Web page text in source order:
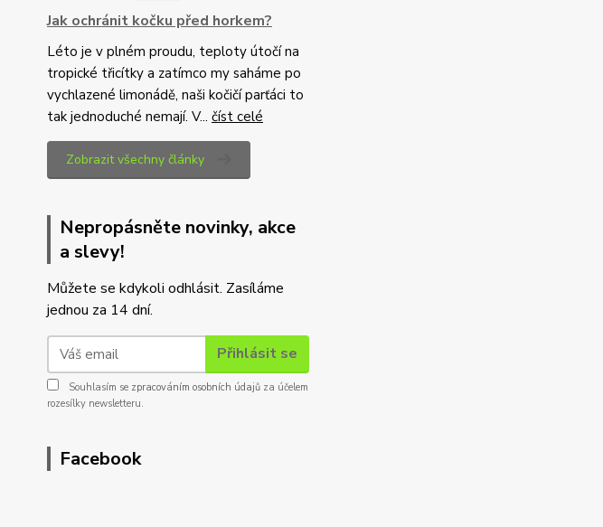
Jak ochránit kočku před horkem?
Léto je v plném proudu, teploty útočí na
tropické třicítky a zatímco my saháme po
vychlazené limonádě, naši kočičí parťáci to
tak jednoduché nemají. V... číst celé
Zobrazit všechny články
Nepropásněte novinky, akce
a slevy!
Můžete se kdykoli odhlásit. Zasíláme
jednou za 14 dní.
Přihlásit se
Souhlasím se zpracováním osobních údajů za účelem
rozesílky newsletteru.
Facebook